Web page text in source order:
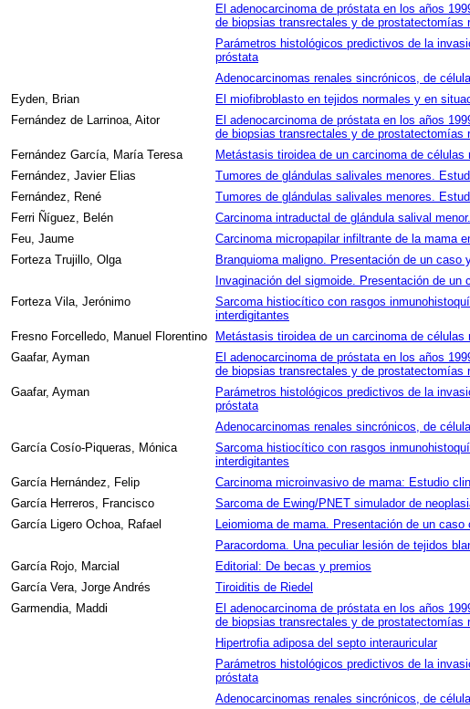
El adenocarcinoma de próstata en los años
de biopsias transrectales y de prostatectomías
Parámetros histológicos predictivos de la
próstata
Adenocarcinomas renales sincrónicos, de
Eyden, Brian
El miofibroblasto en tejidos normales y en
Fernández de Larrinoa, Aitor
El adenocarcinoma de próstata en los años
de biopsias transrectales y de prostatectomías
Fernández García, María Teresa
Metástasis tiroidea de un carcinoma de
Fernández, Javier Elias
Tumores de glándulas salivales menores.
Fernández, René
Tumores de glándulas salivales menores.
Ferri Ñíguez, Belén
Carcinoma intraductal de glándula salival
Feu, Jaume
Carcinoma micropapilar infiltrante de la mama
Forteza Trujillo, Olga
Branquioma maligno. Presentación de un caso
Invaginación del sigmoide. Presentación de
Forteza Vila, Jerónimo
Sarcoma histiocítico con rasgos
interdigitantes
Fresno Forcelledo, Manuel Florentino
Metástasis tiroidea de un carcinoma de
Gaafar, Ayman
El adenocarcinoma de próstata en los años
de biopsias transrectales y de prostatectomías
Gaafar, Ayman
Parámetros histológicos predictivos de la
próstata
Adenocarcinomas renales sincrónicos, de
García Cosío-Piqueras, Mónica
Sarcoma histiocítico con rasgos
interdigitantes
García Hernández, Felip
Carcinoma microinvasivo de mama: Estudio
García Herreros, Francisco
Sarcoma de Ewing/PNET simulador de
García Ligero Ochoa, Rafael
Leiomioma de mama. Presentación de un
Paracordoma. Una peculiar lesión de tejidos
García Rojo, Marcial
Editorial: De becas y premios
García Vera, Jorge Andrés
Tiroiditis de Riedel
Garmendia, Maddi
El adenocarcinoma de próstata en los años
de biopsias transrectales y de prostatectomías
Hipertrofia adiposa del septo interauricular
Parámetros histológicos predictivos de la
próstata
Adenocarcinomas renales sincrónicos, de